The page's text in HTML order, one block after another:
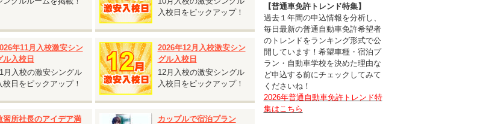
屋・4人部屋を貸切り利用する場合がございます（シングルユー
承ください。
税込55,000円アップ
されている方は税込11,000円引
通費支給額は通常プランと同様です。
部屋の貸切利用となる場合がございます。あらかじめご了承くださ
入校日をピックアップ！
年11月入校激安シン
ル入校日
月入校の激安シングル
校日をピックアップ！
2026年12月入校激安シン
グル入校日
12月入校の激安シングル
入校日をピックアップ！
習所社長のアイデア満
カップルで宿泊プラン
【普通車免許トレンド特集】
過去１年間の申込情報を分析し、
毎日最新の普通自動車免許希望者
のトレンドをランキング形式で公
開しています！希望車種・宿泊プ
ラン・自動車学校を決めた理由な
ど申込する前にチェックしてみて
くださいね！
2026年普通自動車免許トレンド特
集はこちら